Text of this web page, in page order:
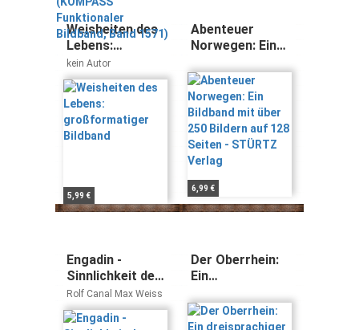
Weisheiten des
Lebens:
großformatiger
Bildband
kein Autor
5,99 €
Abenteuer
Norwegen: Ein
über 250 Bildern
auf 128 Seiten -
STÜRTZ Verlag
6,99 €
Engadin -
Sinnlichkeit der
Jahreszeiten:
Bildband. Dt.
/Engl. /Ital.
Rolf Canal Max Weiss
Der Oberrhein:
Ein
Bildband